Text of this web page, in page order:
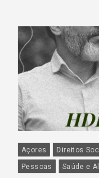
Açores Direitos
Pessoas
Saúde e